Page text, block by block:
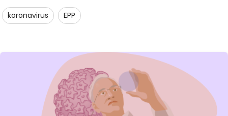
koronavirus EPP